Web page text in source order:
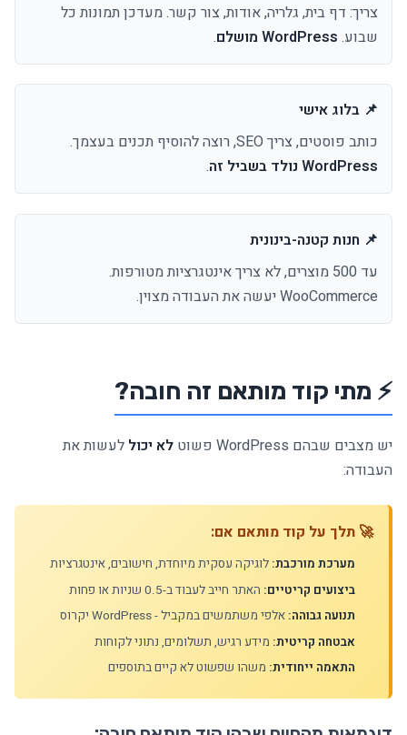
צריך: דף בית, גלריה, אודות, צור קשר. מעדכן תמונות כל
שבוע. WordPress מושלם .
📌 בלוג אישי
כותב פוסטים, צריך SEO, רוצה להוסיף תכנים בעצמך.
WordPress נולד בשביל זה
.
📌 חנות קטנה-בינונית
עד 500 מוצרים, לא צריך אינטגרציות מטורפות.
WooCommerce יעשה את העבודה מצוין.
⚡ מתי קוד מותאם זה חובה?
יש מצבים שבהם WordPress פשוט לא יכול לעשות את
העבודה:
🚀 תלך על קוד מותאם אם:
מערכת מורכבת: לוגיקה עסקית מיוחדת, חישובים, אינטגרציות
ביצועים קריטיים: האתר חייב לעבוד ב-0.5 שניות או פחות
תנועה גבוהה: אלפי משתמשים במקביל - WordPress יקרוס
אבטחה קריטית: מידע רגיש, תשלומים, נתוני לקוחות
התאמה ייחודית: משהו שפשוט לא קיים בתוספים